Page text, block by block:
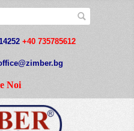
+40 735785612
Noi